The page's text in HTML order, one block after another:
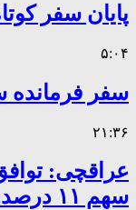
پایان سفر
۵:۰۴
سفر فرمانده
۲۱:۳۶
عراقچی:
سهم ۱۱ درصدی ایران از خزر